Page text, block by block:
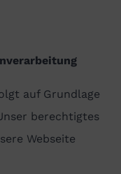
auf Grundlage
berechtigtes
Webseite